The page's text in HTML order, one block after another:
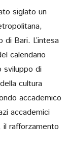
siglato un
Bari. L’intesa
calendario
sviluppo di
cultura
accademico
accademici
il rafforzamento